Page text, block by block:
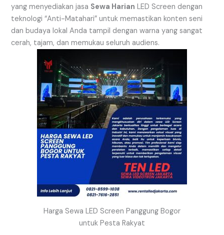
yang menyediakan jasa Sewa Harian LED Screen dengan
teknologi “Anti-Matahari” untuk memastikan konten seni
dan budaya lokal Anda tampil dengan warna yang sangat
cerah, tajam, dan memukau seluruh audiens.
Harga Sewa LED Screen Panggung Bogor
untuk Pesta Rakyat